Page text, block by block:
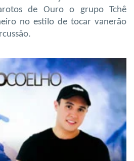
de Ouro o grupo Tchê
no estilo de tocar vanerão